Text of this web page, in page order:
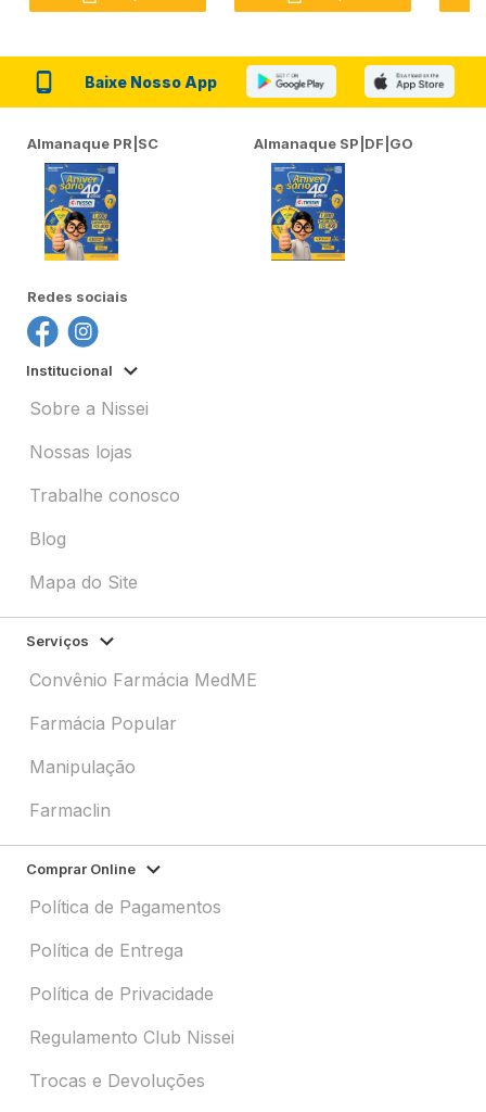
Baixe Nosso App
Almanaque PR|SC Almanaque SP|DF|GO
Redes sociais
Institucional
Sobre a Nissei
Nossas lojas
Trabalhe conosco
Blog
Mapa do Site
Serviços
Convênio Farmácia MedME
Farmácia Popular
Manipulação
Farmaclin
Comprar Online
Política de Pagamentos
Política de Entrega
Política de Privacidade
Regulamento Club Nissei
Trocas e Devoluções